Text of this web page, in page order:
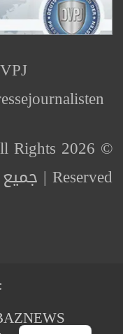
Rights
Reserved | جميع الحقوق محفوظة